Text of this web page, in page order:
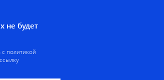
не будет
с политикой